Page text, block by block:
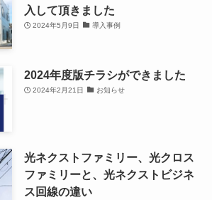
入して頂きました
2024年5月9日 導入事例
2024年度版チラシができました
2024年2月21日 お知らせ
光ネクストファミリー、光クロス
ファミリーと、光ネクストビジネ
ス回線の違い